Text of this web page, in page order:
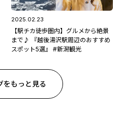
2025.02.23
【駅チカ徒歩圏内】グルメから絶景
まで♪ 『越後湯沢駅周辺のおすすめ
スポット5選』 #新潟観光
をもっと見る